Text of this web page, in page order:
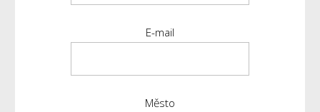
E-mail
Město